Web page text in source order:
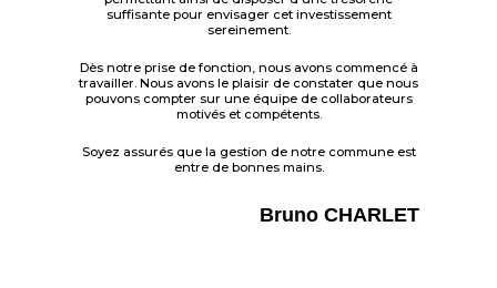
suffisante pour envisager cet investissement
sereinement.
Dès notre prise de fonction, nous avons commencé à
travailler. Nous avons le plaisir de constater que nous
pouvons compter sur une équipe de collaborateurs
motivés et compétents.
Soyez assurés que la gestion de notre commune est
entre de bonnes mains.
Bruno CHARLET